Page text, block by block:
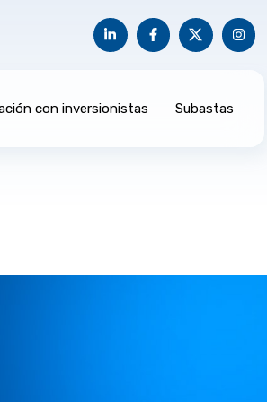
con inversionistas Subastas